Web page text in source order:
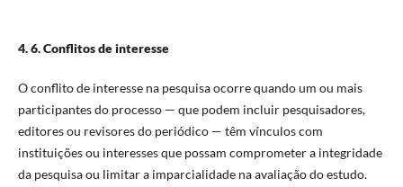
4. 6. Conflitos de interesse
O conflito de interesse na pesquisa ocorre quando um ou mais
participantes do processo — que podem incluir pesquisadores,
editores ou revisores do periódico — têm vínculos com
instituições ou interesses que possam comprometer a integridade
da pesquisa ou limitar a imparcialidade na avaliação do estudo.